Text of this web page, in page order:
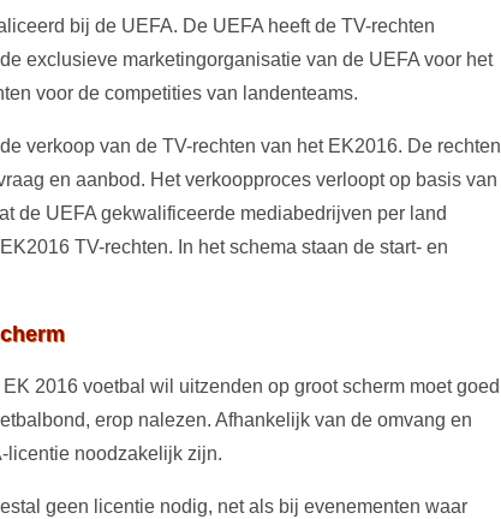
bij de UEFA. De UEFA heeft de TV-rechten
exclusieve marketingorganisatie van de UEFA voor het
voor de competities van landenteams.
verkoop van de TV-rechten van het EK2016. De rechten
en aanbod. Het verkoopproces verloopt op basis van
de UEFA gekwalificeerde mediabedrijven per land
TV-rechten. In het schema staan de start- en
2016 voetbal wil uitzenden op groot scherm moet goed
erop nalezen. Afhankelijk van de omvang en
licentie noodzakelijk zijn.
geen licentie nodig, net als bij evenementen waar